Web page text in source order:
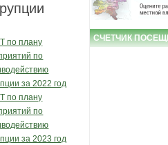
по плану
по
за 2022 год
по плану
по
за 2023 год
СЧЕТЧИК